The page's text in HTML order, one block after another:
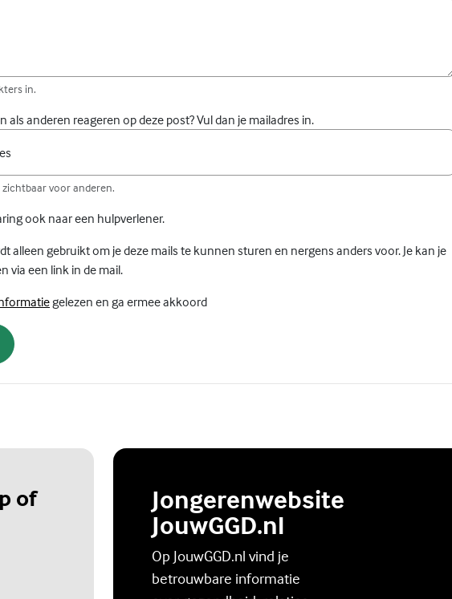
in.
als anderen reageren op deze post? Vul dan je mailadres in.
zichtbaar voor anderen.
ook naar een hulpverlener.
alleen gebruikt om je deze mails te kunnen sturen en nergens anders voor. Je kan je
via een link in de mail.
(Externe link)
gelezen en ga ermee akkoord
of
Jongerenwebsite
JouwGGD.nl
Op JouwGGD.nl vind je
betrouwbare informatie